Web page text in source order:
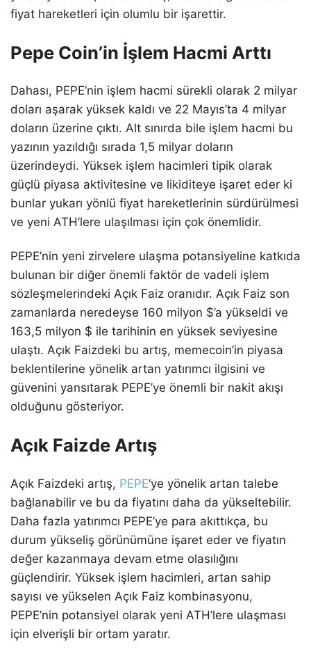
fiyat hareketleri için olumlu bir işarettir.
Pepe Coin’in İşlem Hacmi Arttı
Dahası, PEPE’nin işlem hacmi sürekli olarak 2 milyar
doları aşarak yüksek kaldı ve 22 Mayıs’ta 4 milyar
doların üzerine çıktı. Alt sınırda bile işlem hacmi bu
yazının yazıldığı sırada 1,5 milyar doların
üzerindeydi. Yüksek işlem hacimleri tipik olarak
güçlü piyasa aktivitesine ve likiditeye işaret eder ki
bunlar yukarı yönlü fiyat hareketlerinin sürdürülmesi
ve yeni ATH’lere ulaşılması için çok önemlidir.
PEPE’nin yeni zirvelere ulaşma potansiyeline katkıda
bulunan bir diğer önemli faktör de vadeli işlem
sözleşmelerindeki Açık Faiz oranıdır. Açık Faiz son
zamanlarda neredeyse 160 milyon $’a yükseldi ve
163,5 milyon $ ile tarihinin en yüksek seviyesine
ulaştı. Açık Faizdeki bu artış, memecoin’in piyasa
beklentilerine yönelik artan yatırımcı ilgisini ve
güvenini yansıtarak PEPE’ye önemli bir nakit akışı
olduğunu gösteriyor.
Açık Faizde Artış
Açık Faizdeki artış, PEPE‘ye yönelik artan talebe
bağlanabilir ve bu da fiyatını daha da yükseltebilir.
Daha fazla yatırımcı PEPE’ye para akıttıkça, bu
durum yükseliş görünümüne işaret eder ve fiyatın
değer kazanmaya devam etme olasılığını
güçlendirir. Yüksek işlem hacimleri, artan sahip
sayısı ve yükselen Açık Faiz kombinasyonu,
PEPE’nin potansiyel olarak yeni ATH’lere ulaşması
için elverişli bir ortam yaratır.